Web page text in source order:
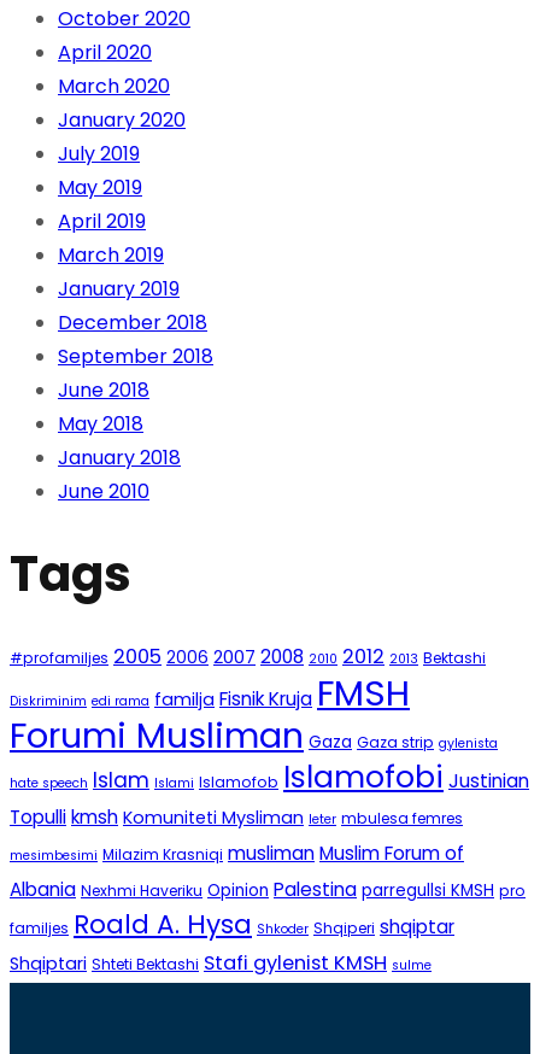
October 2020
April 2020
March 2020
January 2020
July 2019
May 2019
April 2019
March 2019
January 2019
December 2018
September 2018
June 2018
May 2018
January 2018
June 2010
Tags
#profamiljes 2005 2006 2007 2008 2010 2012 2013 Bektashi
Diskriminim edi rama familja Fisnik Kruja FMSH
Forumi Musliman Gaza Gaza strip gylenista
hate speech Islam Islami Islamofob Islamofobi Justinian
Topullikmsh Komuniteti Mysliman leter mbulesa femres
mesimbesimi Milazim Krasniqi muslimanMuslim Forum of
Albania Nexhmi Haveriku Opinion Palestina parregullsi KMSH pro
familjes Roald A. Hysa Shkoder Shqiperi shqiptar
Shqiptari Shteti Bektashi Stafi gylenist KMSH sulme